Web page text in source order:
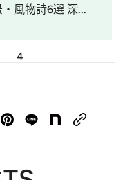
風物詩6選 深...
4